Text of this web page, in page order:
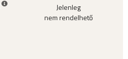
Jelenleg
nem rendelhető